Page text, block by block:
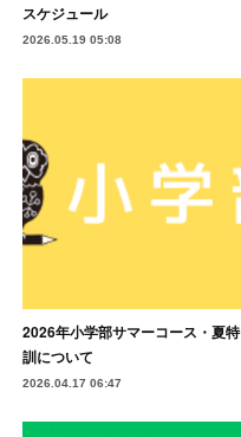
スケジュール
2026.05.19 05:08
2026年小学部サマーコース・夏特
訓について
2026.04.17 06:47